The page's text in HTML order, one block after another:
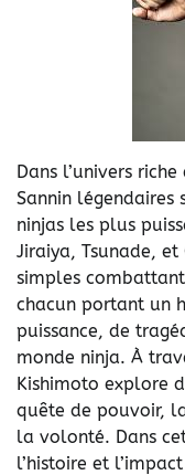
Dans l’univers
Sannin légendaires
ninjas les plus
Jiraiya, Tsunade,
simples
chacun portant un
puissance, de
monde ninja. À
Kishimoto explore
quête de pouvoir,
la volonté. Dans
l’histoire et